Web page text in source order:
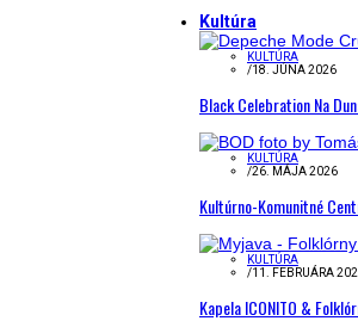
Kultúra
KULTÚRA
/18. JÚNA 2026
Black Celebration Na
KULTÚRA
/26. MÁJA 2026
Kultúrno-Komunitné
KULTÚRA
/11. FEBRUÁRA
Kapela ICONITO &